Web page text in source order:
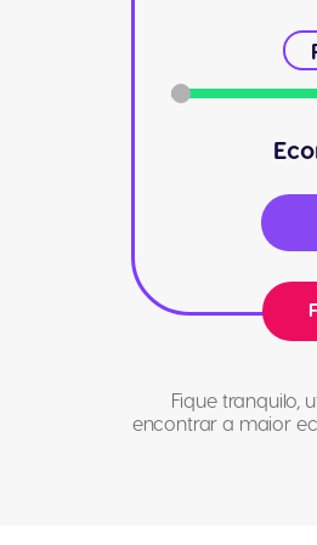
Fique tranquilo,
encontrar a maior